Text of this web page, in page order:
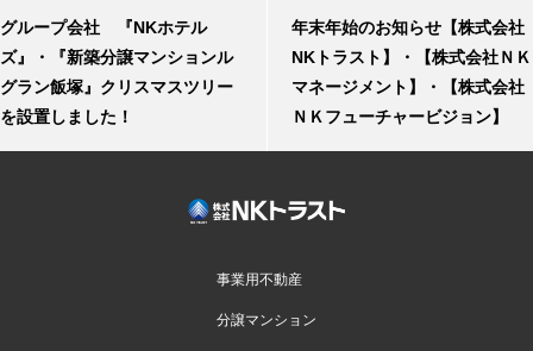
グループ会社 『NKホテル
ズ』・『新築分譲マンションル
グラン飯塚』クリスマスツリー
を設置しました！
年末年始のお知らせ【株式会社
NKトラスト】・【株式会社ＮＫ
マネージメント】・【株式会社
ＮＫフューチャービジョン】
事業用不動産
分譲マンション